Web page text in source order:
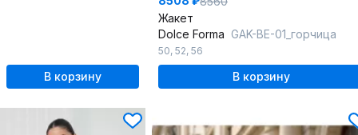
В корзину
Жакет
Dolce Forma GAK-BE-01_горчица
50, 52, 56
В корзину